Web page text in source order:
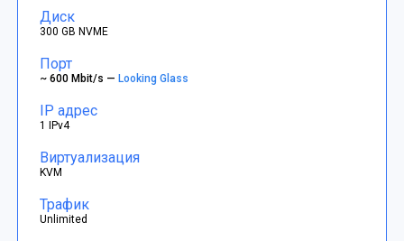
Диск
300 GB NVME
Порт
~ 600 Mbit/s —Looking Glass
IP адрес
1 IPv4
Виртуализация
KVM
Трафик
Unlimited